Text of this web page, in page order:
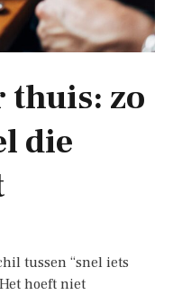
thuis: zo
die
tussen “snel iets
hoeft niet